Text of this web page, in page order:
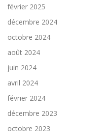
février 2025
décembre 2024
octobre 2024
août 2024
juin 2024
avril 2024
février 2024
décembre 2023
octobre 2023